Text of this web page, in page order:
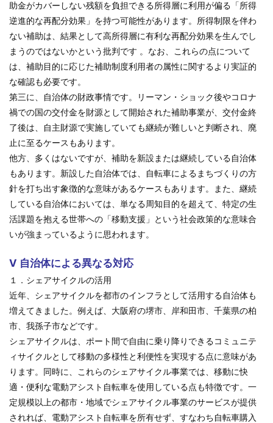
助金がカバーしない残額を負担できる所得層に利用が偏る「所得
逆進的な再配分効果」を持つ可能性があります。所得制限を伴わ
ない補助は、結果として高所得層に有利な再配分効果を生んでし
まうのではないかという批判です 。なお、これらの点について
は、補助目的に応じた補助制度利用者の属性に関するより実証的
な確認も必要です。
第三に、自治体の財政事情です。リーマン・ショック後やコロナ
禍での国の交付金を財源として開始された補助事業が、交付金終
了後は、自主財源で実施していても継続が難しいと判断され、廃
止に至るケースもあります。
他方、多くはないですが、補助を新設または継続している自治体
もあります。新設した自治体では、自転車によるまちづくりの方
針を打ち出す象徴的な意味があるケースもあります。また、継続
している自治体においては、単なる周知目的を超えて、特定の生
活課題を抱える世帯への「移動支援」という社会政策的な意味合
いが強まっているように思われます。
Ⅴ 自治体による異なる対応
１．シェアサイクルの活用
近年、シェアサイクルを都市のインフラとして活用する自治体も
増えてきました。例えば、大阪府の堺市、岸和田市、千葉県の柏
市、我孫子市などです。
シェアサイクルは、ポート間で自由に乗り降りできるコミュニテ
ィサイクルとして移動の多様性と利便性を実現する点に意味があ
ります。同時に、これらのシェアサイクル事業では、移動に快
適・便利な電動アシスト自転車を使用している点も特徴です。一
定規模以上の都市・地域でシェアサイクル事業のサービスが提供
されれば、電動アシスト自転車を所有せず、すなわち自転車購入